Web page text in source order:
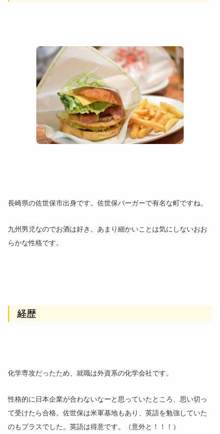
長崎県の佐世保市出身です。佐世保バーガーで有名な町ですね。
九州男児なのでお酒は好き。あまり細かいことは気にしないおお
らかな性格です。
経歴
化学専攻だったため、就職は外資系の化学会社です。
性格的に日本企業が合わないなーと思っていたところ、思い切っ
て受けたら合格。佐世保は米軍基地もあり、英語を勉強していた
のもプラスでした。英語は得意です。（意外と！！！）